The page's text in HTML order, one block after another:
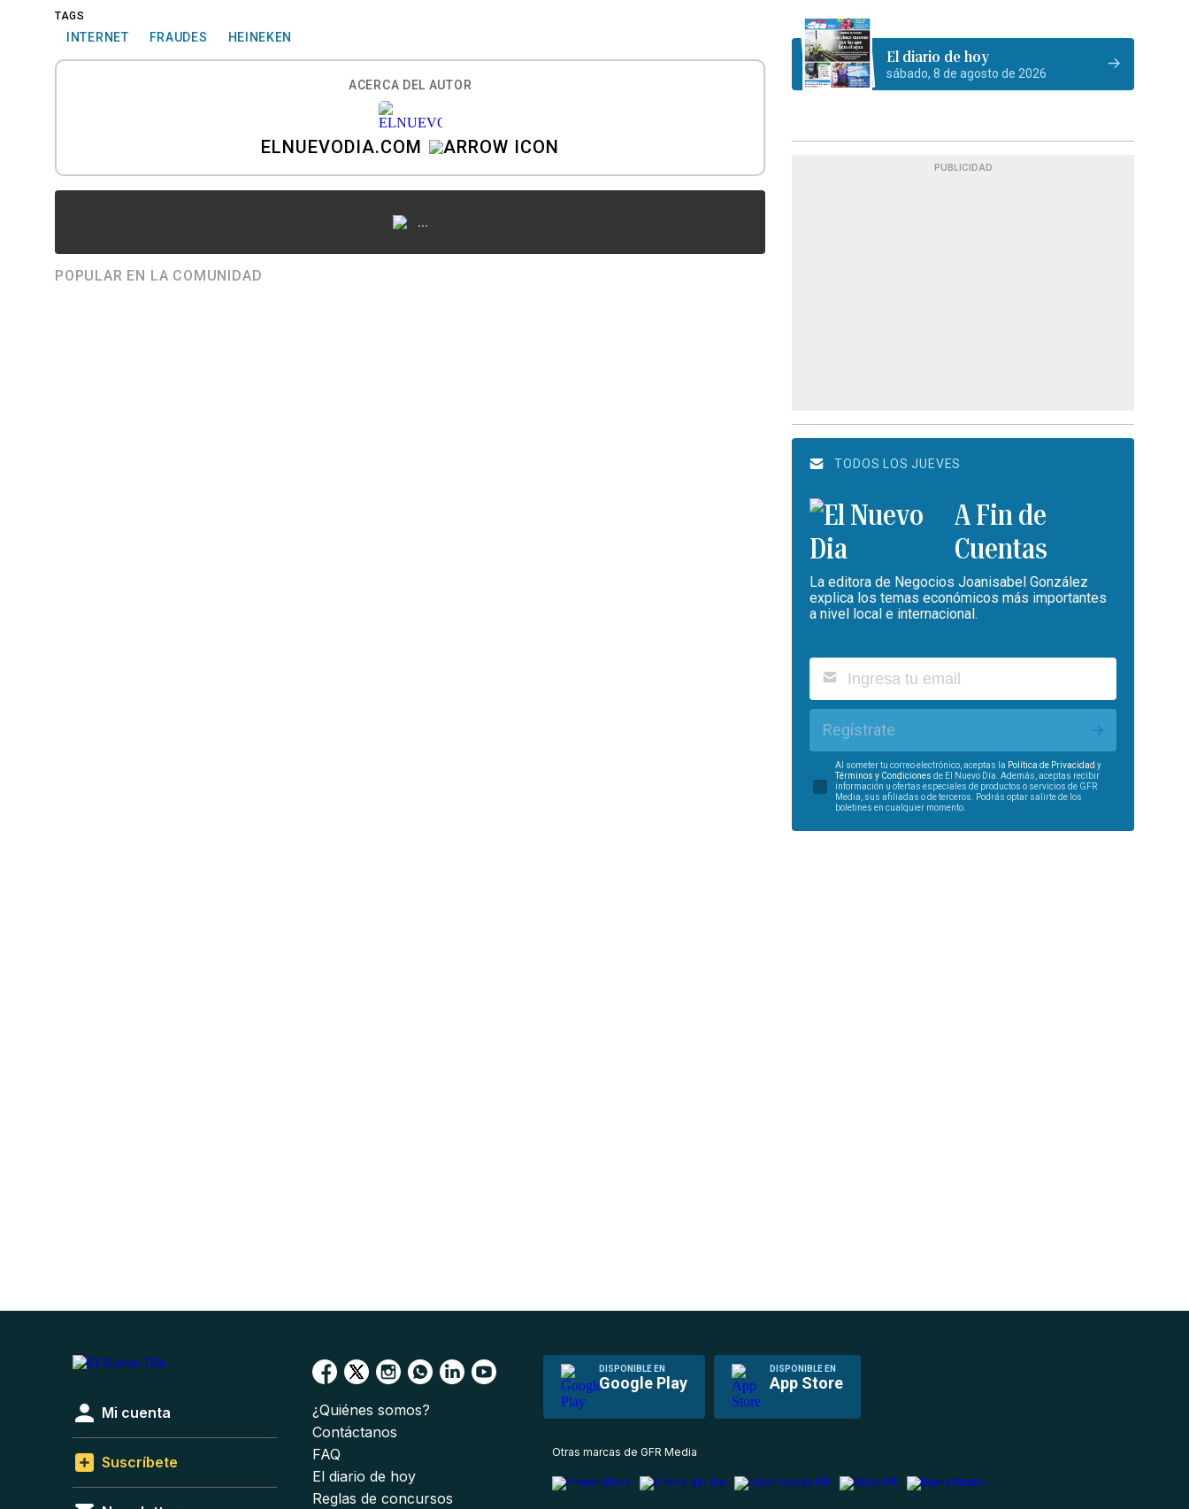
TAGS
INTERNET FRAUDES HEINEKEN
ACERCA DEL AUTOR
ELNUEVODIA.COM
...
POPULAR EN LA COMUNIDAD
El diario de hoy
sábado, 8 de agosto de 2026
PUBLICIDAD
TODOS LOS JUEVES
A Fin de
Cuentas
La editora de Negocios Joanisabel González
explica los temas económicos más importantes
a nivel local e internacional.
Regístrate
Al someter tu correo electrónico, aceptas la Política de Privacidad y
Términos y Condiciones de El Nuevo Día. Además, aceptas recibir
información u ofertas especiales de productos o servicios de GFR
Media, sus afiliadas o de terceros. Podrás optar salirte de los
boletines en cualquier momento.
DISPONIBLE EN
Google Play
DISPONIBLE EN
App Store
Mi cuenta
Suscríbete
¿Quiénes somos?
Contáctanos
FAQ
El diario de hoy
Reglas de concursos
Otras marcas de GFR Media